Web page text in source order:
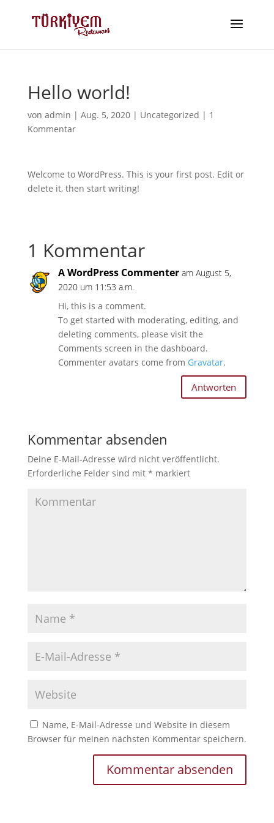
Hello world!
von admin | Aug. 5, 2020| Uncategorized | 1
Kommentar
Welcome to WordPress. This is your first post. Edit or
delete it, then start writing!
1 Kommentar
A WordPress Commenter am August 5,
2020 um 11:53 a.m.
Hi, this is a comment.
To get started with moderating, editing, and
deleting comments, please visit the
Comments screen in the dashboard.
Commenter avatars come from Gravatar.
Antworten
Kommentar absenden
Deine E-Mail-Adresse wird nicht veröffentlicht.
Erforderliche Felder sind mit * markiert
Name, E-Mail-Adresse und Website in diesem
Browser für meinen nächsten Kommentar speichern.